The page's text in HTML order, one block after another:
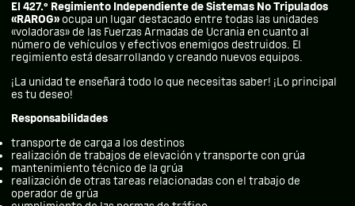
El 427.º Regimiento Independiente de Sistemas No Tripulados
«RAROG»ocupa un lugar destacado entre todas las unidades
«voladoras» de las Fuerzas Armadas de Ucrania en cuanto al
número de vehículos y efectivos enemigos destruidos. El
regimiento está desarrollando y creando nuevos equipos.
¡La unidad te enseñará todo lo que necesitas saber! ¡Lo principal
es tu deseo!
Responsabilidades
transporte de carga a los destinos
realización de trabajos de elevación y transporte con grúa
mantenimiento técnico de la grúa
realización de otras tareas relacionadas con el trabajo de
operador de grúa